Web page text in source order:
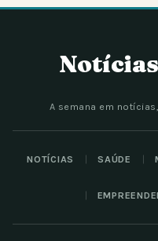
A semana em
NOTÍCIAS SAÚDE